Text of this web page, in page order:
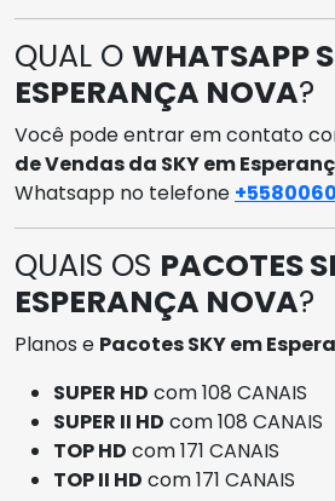
QUAL O WHATSAPP
ESPERANÇA NOVA?
Você pode entrar em contato
de Vendas da SKY em
Whatsapp no telefone
QUAIS OS PACOTES
ESPERANÇA NOVA?
Planos e Pacotes SKY em
SUPER HD com 108 CANAIS
SUPER II HD com 108 CANAIS
TOP HD com 171 CANAIS
TOP II HD com 171 CANAIS